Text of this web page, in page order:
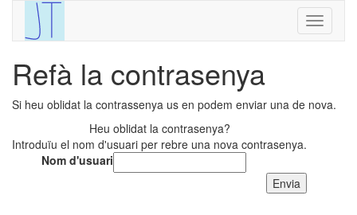
Refà la contrasenya
Si heu oblidat la contrassenya us en podem enviar una de nova.
Heu oblidat la contrasenya?
Introduïu el nom d'usuari per rebre una nova contrasenya.
Nom d'usuari